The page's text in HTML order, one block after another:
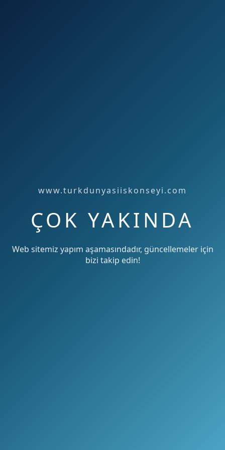
www.turkdunyasiiskonseyi.com
ÇOK YAKINDA
Web sitemiz yapım aşamasındadır, güncellemeler için
bizi takip edin!